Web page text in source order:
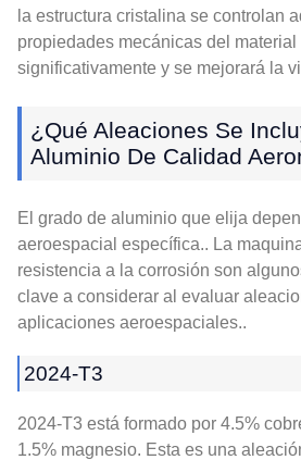
la estructura cristalina se controlan
propiedades mecánicas del material
significativamente y se mejorará la
¿Qué Aleaciones Se
Aluminio De Calidad
El grado de aluminio que elija
aeroespacial específica.. La
resistencia a la corrosión son
clave a considerar al evaluar
aplicaciones aeroespaciales..
2024-T3
2024-T3 está formado por 4.5%
1.5% magnesio. Esta es una